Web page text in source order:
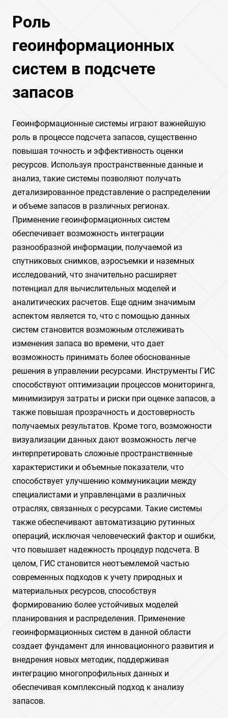
Роль
геоинформационных
систем в подсчете
запасов
Геоинформационные системы играют важнейшую
роль в процессе подсчета запасов, существенно
повышая точность и эффективность оценки
ресурсов. Используя пространственные данные и
анализ, такие системы позволяют получать
детализированное представление о распределении
и объеме запасов в различных регионах.
Применение геоинформационных систем
обеспечивает возможность интеграции
разнообразной информации, получаемой из
спутниковых снимков, аэросъемки и наземных
исследований, что значительно расширяет
потенциал для вычислительных моделей и
аналитических расчетов. Еще одним значимым
аспектом является то, что с помощью данных
систем становится возможным отслеживать
изменения запаса во времени, что дает
возможность принимать более обоснованные
решения в управлении ресурсами. Инструменты ГИС
способствуют оптимизации процессов мониторинга,
минимизируя затраты и риски при оценке запасов, а
также повышая прозрачность и достоверность
получаемых результатов. Кроме того, возможности
визуализации данных дают возможность легче
интерпретировать сложные пространственные
характеристики и объемные показатели, что
способствует улучшению коммуникации между
специалистами и управленцами в различных
отраслях, связанных с ресурсами. Такие системы
также обеспечивают автоматизацию рутинных
операций, исключая человеческий фактор и ошибки,
что повышает надежность процедур подсчета. В
целом, ГИС становится неотъемлемой частью
современных подходов к учету природных и
материальных ресурсов, способствуя
формированию более устойчивых моделей
планирования и распределения. Применение
геоинформационных систем в данной области
создает фундамент для инновационного развития и
внедрения новых методик, поддерживая
интеграцию многопрофильных данных и
обеспечивая комплексный подход к анализу
запасов.